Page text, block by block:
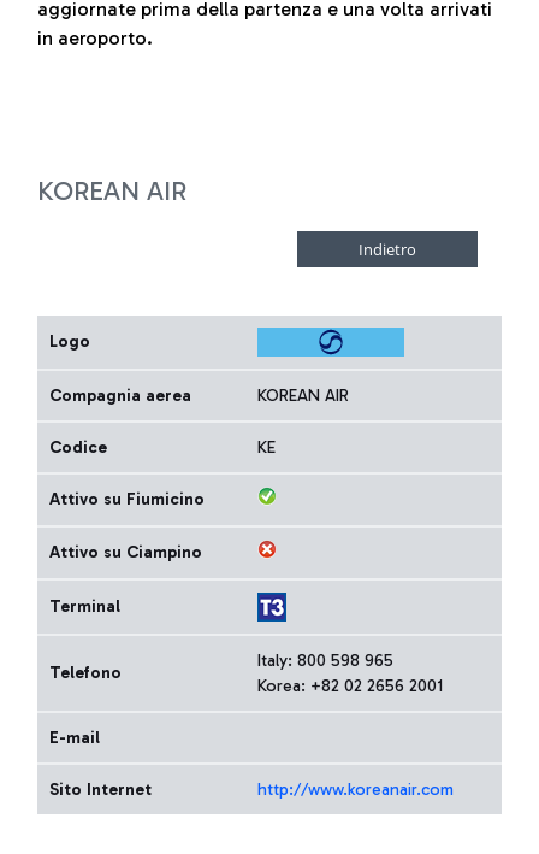
aggiornate prima della partenza e una volta arrivati
in aeroporto.
KOREAN AIR
Logo
Compagnia aerea KOREAN AIR
Codice KE
Attivo su Fiumicino
Attivo su Ciampino
Terminal
Telefono
Italy: 800 598 965
Korea: +82 02 2656 2001
E-mail
Sito Internet http://www.koreanair.com